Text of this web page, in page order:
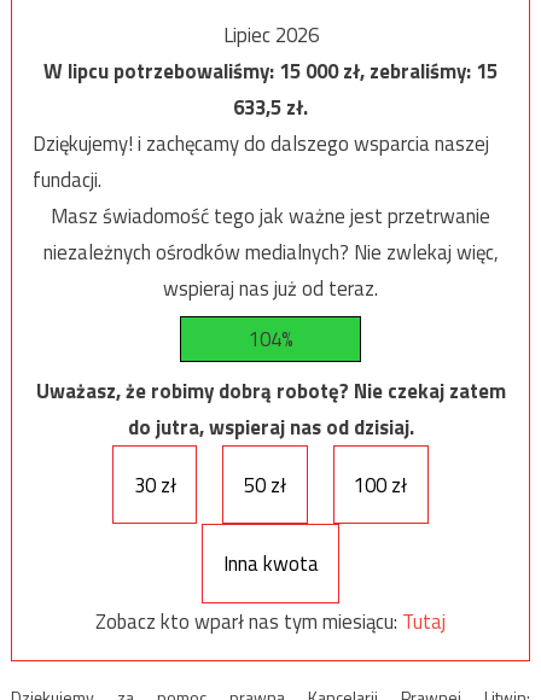
Lipiec 2026
W lipcu potrzebowaliśmy:15 000zł, zebraliśmy:15
633,5zł.
Dziękujemy! i zachęcamy do dalszego wsparcia naszej
fundacji.
Masz świadomość tego jak ważne jest przetrwanie
niezależnych ośrodków medialnych? Nie zwlekaj więc,
wspieraj nas już od teraz.
104%
Uważasz, że robimy dobrą robotę? Nie czekaj zatem
do jutra, wspieraj nas od dzisiaj.
30 zł
50 zł 100 zł
Inna kwota
Zobacz kto wparł nas tym miesiącu: Tutaj